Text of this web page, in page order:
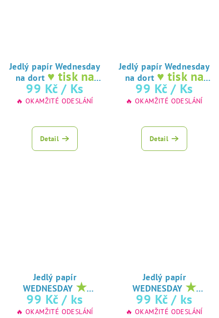
Jedlý papír Wednesday
na dort ♥ tisk na
jedlý papír
99 Kč / Ks
🔥 OKAMŽITÉ ODESLÁNÍ
Detail
Jedlý papír Wednesday
na dort ♥ tisk na
jedlý papír
99 Kč / Ks
🔥 OKAMŽITÉ ODESLÁNÍ
Detail
Jedlý papír
WEDNESDAY ★
oblíbený tisk na
jedlý papír
99 Kč / ks
🔥 OKAMŽITÉ ODESLÁNÍ
Jedlý papír
WEDNESDAY ★
oblíbený tisk na
jedlý papír
99 Kč / ks
🔥 OKAMŽITÉ ODESLÁNÍ